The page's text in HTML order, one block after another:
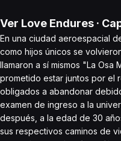
Ver Love Endures ·
En una ciudad aeroespacial
como hijos únicos se
llamaron a sí mismos "La Osa
prometido estar juntos por el
obligados a abandonar
examen de ingreso a la
después, a la edad de 30
sus respectivos caminos de